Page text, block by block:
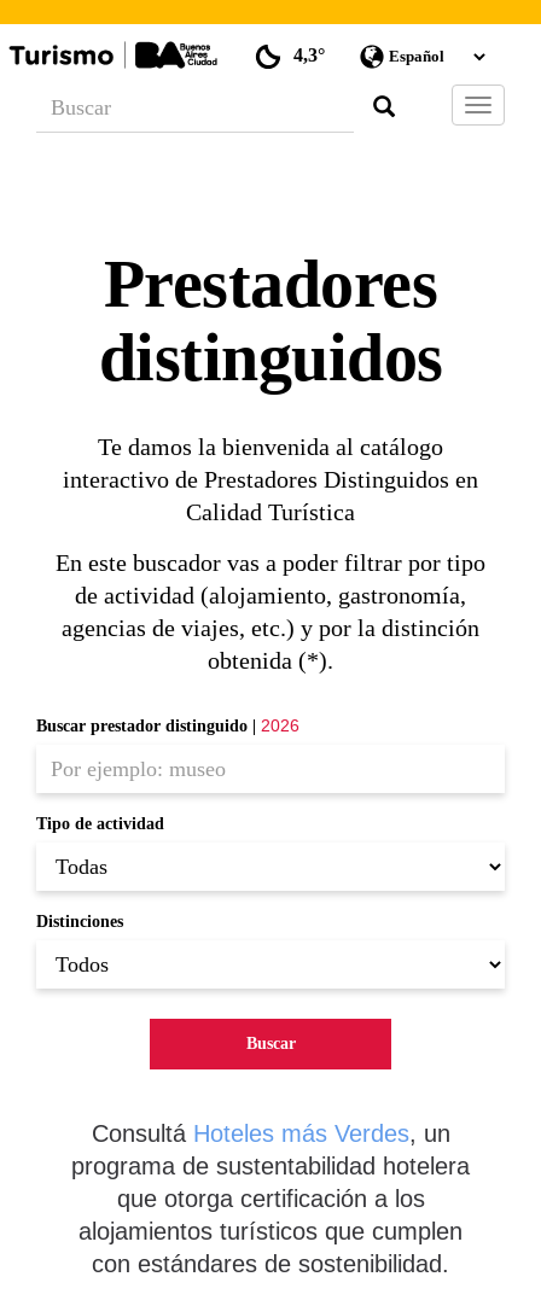
4,3°
Barra
de
Prestadores
distinguidos
Te damos la bienvenida al catálogo
interactivo de Prestadores Distinguidos en
Calidad Turística
En este buscador vas a poder filtrar por tipo
de actividad (alojamiento, gastronomía,
agencias de viajes, etc.) y por la distinción
obtenida (*).
Buscar prestador distinguido | 2026
Tipo de actividad
Distinciones
Buscar
Consultá Hoteles más Verdes, un
programa de sustentabilidad hotelera
que otorga certificación a los
alojamientos turísticos que cumplen
con estándares de sostenibilidad.